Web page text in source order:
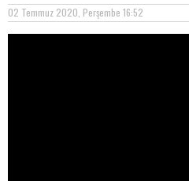
02 Temmuz 2020, Perşembe 16:52